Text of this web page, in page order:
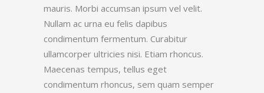
mauris. Morbi accumsan ipsum vel velit.
Nullam ac urna eu felis dapibus
condimentum fermentum. Curabitur
ullamcorper ultricies nisi. Etiam rhoncus.
Maecenas tempus, tellus eget
condimentum rhoncus, sem quam semper